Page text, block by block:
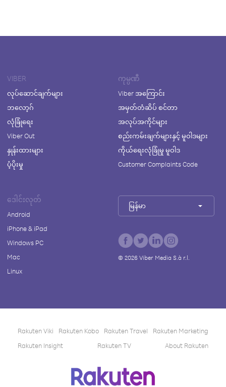
VIBER
လုပ်ဆောင်ချက်များ
ဘလော့ဂ်
လုံခြုံရေး
Viber Out
နှုန်းထားများ
ပံ့ပိုးမှု
ကုမ္ပဏီ
Viber အကြောင်း
အမှတ်တံဆိပ် စင်တာ
အလုပ်အကိုင်များ
စည်းကမ်းချက်များနှင့် မူဝါဒများ
ကိုယ်ရေးလုံခြုံမှု မူဝါဒ
Customer Complaints Code
ဒေါင်းလုတ်
Android
iPhone & iPad
Windows PC
Mac
Linux
မြန်မာ
© 2026Viber Media S.à r.l.
Rakuten Viki Rakuten Kobo Rakuten Travel
Rakuten Marketing
Rakuten Insight
Rakuten TV About Rakuten